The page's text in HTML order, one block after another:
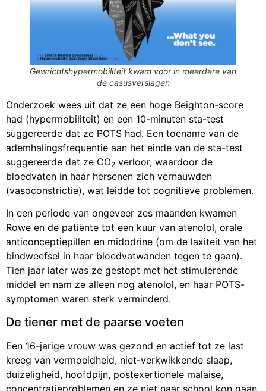
Gewrichtshypermobiliteit kwam voor in meerdere van
de casusverslagen
Onderzoek wees uit dat ze een hoge Beighton-score
had (hypermobiliteit) en een 10-minuten sta-test
suggereerde dat ze POTS had. Een toename van de
ademhalingsfrequentie aan het einde van de sta-test
suggereerde dat ze CO2 verloor, waardoor de
bloedvaten in haar hersenen zich vernauwden
(vasoconstrictie), wat leidde tot cognitieve problemen.
In een periode van ongeveer zes maanden kwamen
Rowe en de patiënte tot een kuur van atenolol, orale
anticonceptiepillen en midodrine (om de laxiteit van het
bindweefsel in haar bloedvatwanden tegen te gaan).
Tien jaar later was ze gestopt met het stimulerende
middel en nam ze alleen nog atenolol, en haar POTS-
symptomen waren sterk verminderd.
De tiener met de paarse voeten
Een 16-jarige vrouw was gezond en actief tot ze last
kreeg van vermoeidheid, niet-verkwikkende slaap,
duizeligheid, hoofdpijn, postexertionele malaise,
concentratieproblemen en ze niet naar school kon gaan.